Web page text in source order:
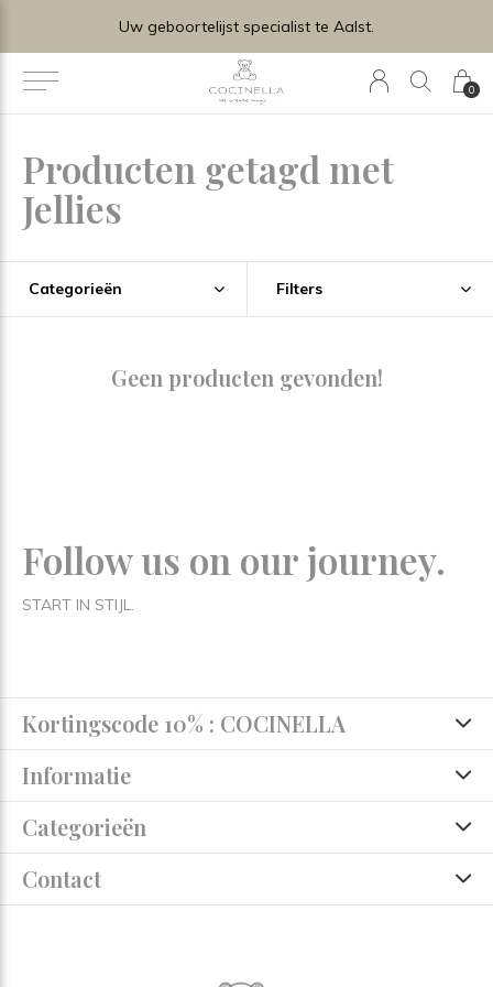
0
Uw geboortelijst specialist te Aalst.
Producten getagd met
Jellies
Categorieën Filters
Geen producten gevonden!
Follow us on our journey.
START IN STIJL.
Kortingscode 10% : COCINELLA
Informatie
Categorieën
Contact